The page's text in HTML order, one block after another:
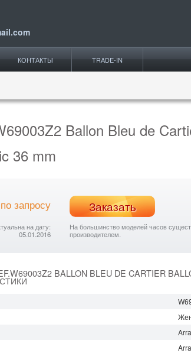
КОНТАКТЫ TRADE-IN
Ballon Bleu de
36 mm
запросу Заказать
на дату:
05.01.2016
На большинство моделей часов
производителем.
BALLON BLEU DE CARTIER